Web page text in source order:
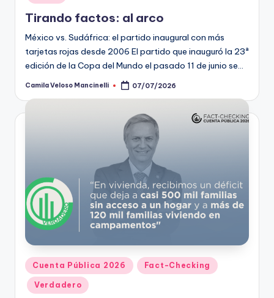
Tirando factos: al arco
México vs. Sudáfrica: el partido inaugural con más
tarjetas rojas desde 2006 El partido que inauguró la 23ª
edición de la Copa del Mundo el pasado 11 de junio se…
Publicado
Camila Veloso Mancinelli 07/07/2026
Publicado
en
Cuenta Pública 2026 Fact-Checking
Verdadero